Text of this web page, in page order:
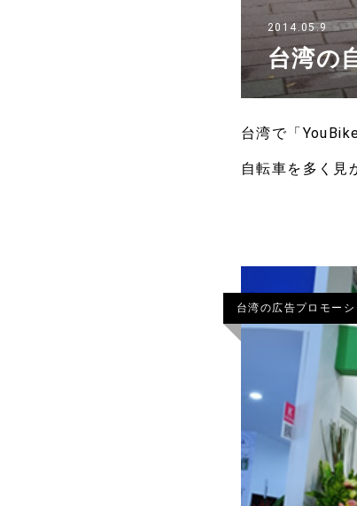
2014.05.9
台湾の
台湾で「
自転車を多く見
台湾の広告プロモーシ